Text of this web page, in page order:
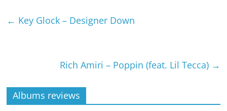
← Key Glock – Designer Down
Rich Amiri – Poppin (feat. Lil Tecca) →
Albums reviews